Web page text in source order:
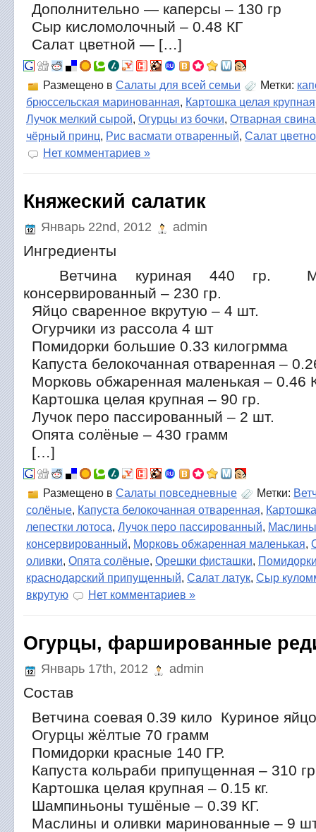
Дополнительно — каперсы – 130 гр
Сыр кисломолочный – 0.48 КГ
Салат цветной — […]
Размещено в Салаты для всей семьи Метки:
брюссельская маринованная, Картошка целая крупная
Лучок мелкий сырой, Огурцы из бочки, Отварная
чёрный принц, Рис васмати отваренный, Салат
Нет комментариев »
Княжеский салатик
Январь 22nd, 2012 admin
Ингредиенты
Ветчина куриная 440 гр.
консервированный – 230 гр.
Яйцо сваренное вкрутую – 4 шт.
Огурчики из рассола 4 шт
Помидорки большие 0.33 килогрмма
Капуста белокочанная отваренная –
Морковь обжаренная маленькая – 0.46
Картошка целая крупная – 90 гр.
Лучок перо пассированный – 2 шт.
Опята солёные – 430 грамм
[…]
Размещено в Салаты повседневные Метки:
солёные, Капуста белокочанная отваренная,
лепестки лотоса, Лучок перо пассированный, Маслины
консервированный, Морковь обжаренная маленькая,
оливки, Опята солёные, Орешки фисташки,
краснодарский припущенный, Салат латук, Сыр
вкрутую
Нет комментариев »
Огурцы, фаршированные
Январь 17th, 2012 admin
Состав
Ветчина соевая 0.39 кило Куриное
Огурцы жёлтые 70 грамм
Помидорки красные 140 ГР.
Капуста кольраби припущенная – 310 гр
Картошка целая крупная – 0.15 кг.
Шампиньоны тушёные – 0.39 КГ.
Маслины и оливки маринованные – 9